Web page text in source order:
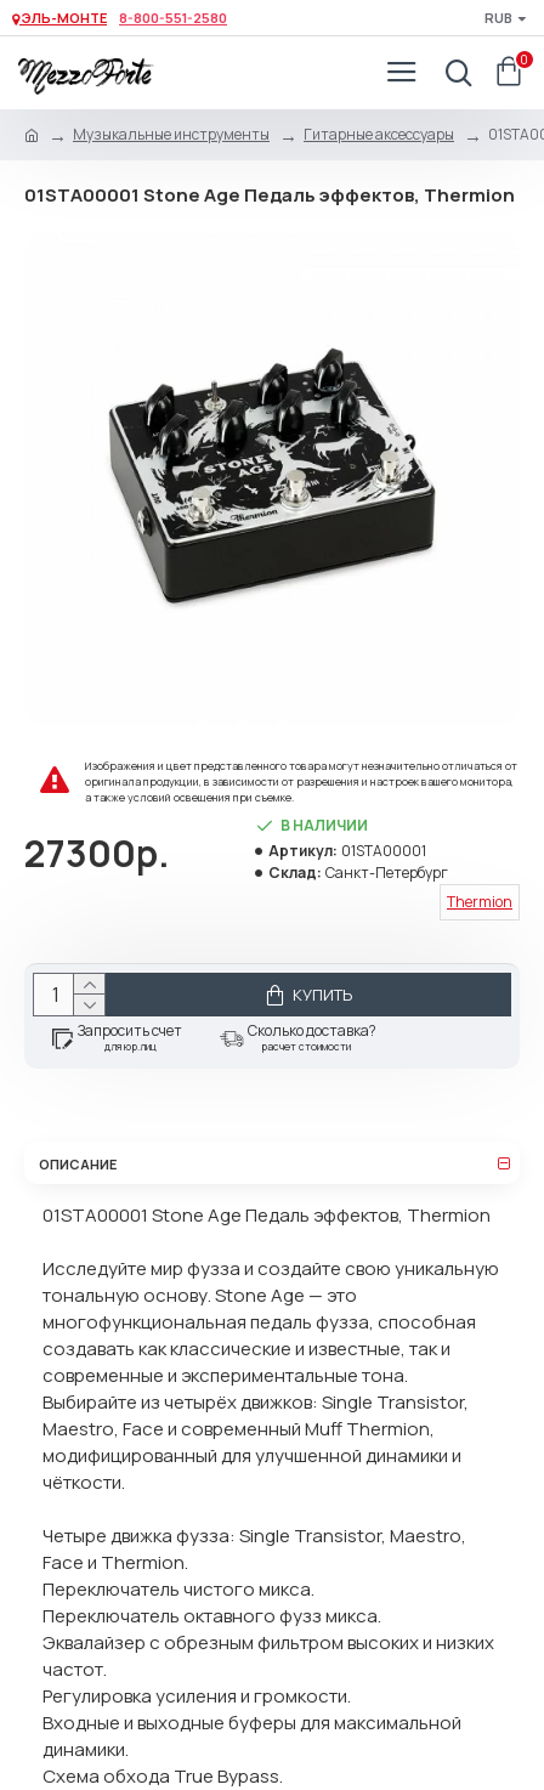
ЭЛЬ-МОНТЕ 8-800-551-2580 RUB
0
Музыкальные инструменты Гитарные аксессуары
01STA00001 Stone Age Педаль эффектов, Thermion
Изображения и цвет представленного товара могут незначительно отличаться от
оригинала продукции, в зависимости от разрешения и настроек вашего монитора,
а также условий освещения при съемке.
27300р.
В НАЛИЧИИ
Артикул: 01STA00001
Склад: Санкт-Петербург
Thermion
КУПИТЬ
Запросить счет
для юр.лиц
Сколько доставка?
расчет стоимости
ОПИСАНИЕ
01STA00001 Stone Age Педаль эффектов, Thermion
Исследуйте мир фузза и создайте свою уникальную
тональную основу. Stone Age — это
многофункциональная педаль фузза, способная
создавать как классические и известные, так и
современные и экспериментальные тона.
Выбирайте из четырёх движков: Single Transistor,
Maestro, Face и современный Muff Thermion,
модифицированный для улучшенной динамики и
чёткости.
Четыре движка фузза: Single Transistor, Maestro,
Face и Thermion.
Переключатель чистого микса.
Переключатель октавного фузз микса.
Эквалайзер с обрезным фильтром высоких и низких
частот.
Регулировка усиления и громкости.
Входные и выходные буферы для максимальной
динамики.
Схема обхода True Bypass.